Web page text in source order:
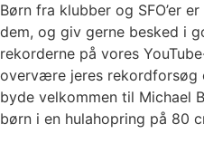
Børn fra klubber og SFO’er
dem, og giv gerne besked i
rekorderne på vores
overvære jeres rekordforsøg
byde velkommen til Michael
børn i en hulahopring på 80